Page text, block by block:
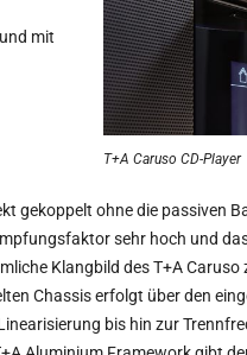
T+A Caruso CD-Player
mit
gekoppelt ohne die passiven
sehr hoch und
Klangbild des T+A Caruso
Chassis erfolgt über den
bis hin zur